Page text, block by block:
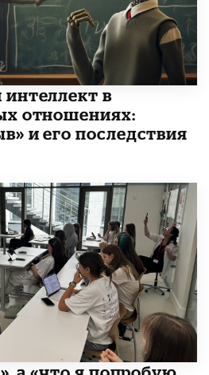
в
отношениях:
и его последствия